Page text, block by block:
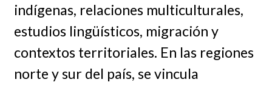
indígenas, relaciones multiculturales,
estudios lingüísticos, migración y
contextos territoriales. En las regiones
norte y sur del país, se vincula